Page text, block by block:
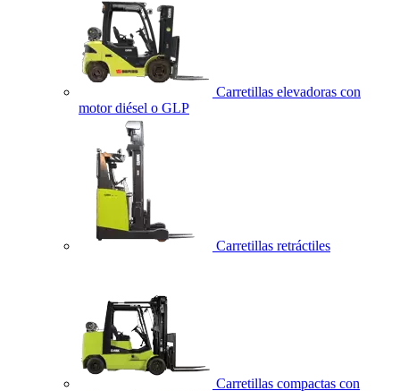
Carretillas elevadoras con
motor diésel o GLP
Carretillas retráctiles
Carretillas compactas con